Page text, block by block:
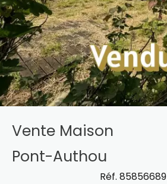
Vente Maison
Pont-Authou
Réf. 85856689